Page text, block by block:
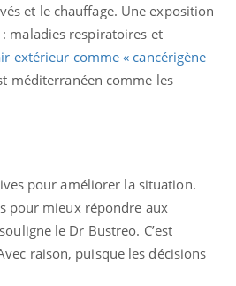
et le chauffage. Une exposition
maladies respiratoires et
extérieur comme « cancérigène
méditerranéen comme les
pour améliorer la situation.
pour mieux répondre aux
le Dr Bustreo. C’est
raison, puisque les décisions
Pourquoi votre ventre
gâche-t-il les premiers
Le Viagra pourrait-il
freiner la propagation du
cancer ?